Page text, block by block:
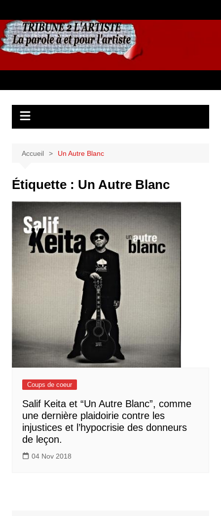
au
contenu
Accueil Un Autre Blanc
Étiquette : Un Autre Blanc
Coups de coeur
Salif Keita et “Un Autre Blanc”, comme
une dernière plaidoirie contre les
injustices et l’hypocrisie des donneurs
de leçon.
04 Nov 2018